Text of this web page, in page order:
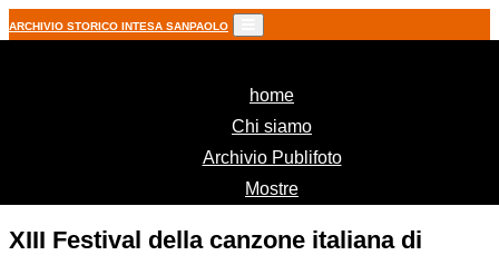
ARCHIVIO STORICO INTESA SANPAOLO
home(current)
Chi siamo
Archivio Publifoto
Mostre
XIII Festival della canzone italiana di